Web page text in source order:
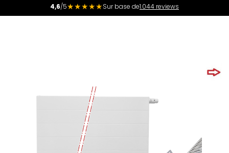
4,6/5★★★★★Sur base de1.044 reviews